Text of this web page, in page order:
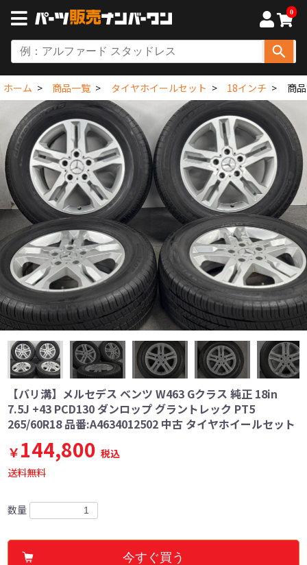
0
ホーム 商品一覧 タイヤホイールセット 18インチ 商
【バリ溝】メルセデス ベンツ W463 Gクラス 純正 18in
7.5J +43 PCD130 ダンロップ グラントレック PT5
265/60R18 品番:A4634012502 中古 タイヤホイールセット
￥144,800 税込
送料無料
数量
今すぐ買う